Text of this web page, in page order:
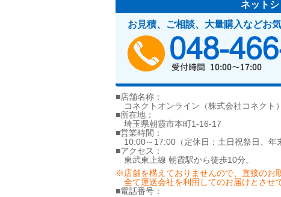
ネットシ
お見積、ご相談、大量購入などお
■店舗名称：
コネクトオンライン（株式会社コネクト）
■所在地：
埼玉県朝霞市本町1-16-17
■営業時間：
10:00～17:00（定休日：土日祝祭日、年
■アクセス：
東武東上線 朝霞駅から徒歩10分。
※店舗を構えておりませんので、直接のお
全て運送会社を利用してのお届けとさせ
■電話番号：